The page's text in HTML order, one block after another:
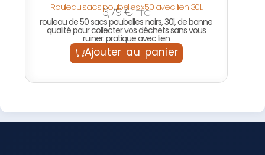
Rouleau sacs poubelles x50 avec lien 30L
3,79€ TTC
rouleau de 50 sacs poubelles noirs, 30l, de bonne
qualité pour collecter vos déchets sans vous
ruiner. pratique avec lien
Ajouter au panier